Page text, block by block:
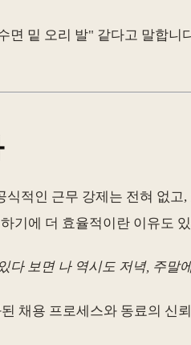
밑 오리 발" 같다고 말합니
적인 근무 강제는 전혀 없
기에 더 효율적이란 이유도
다 보면 나 역시도 저녁, 주말
채용 프로세스와 동료의 신